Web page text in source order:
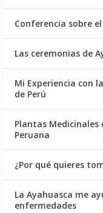
Conferencia sobre
Las ceremonias de
Mi Experiencia con
de Perú
Plantas Medicinales
Peruana
¿Por qué quieres
La Ayahuasca me
enfermedades